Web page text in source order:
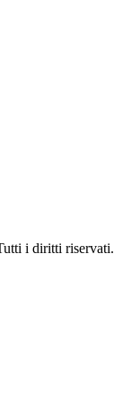
i diritti riservati.